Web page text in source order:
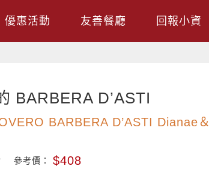
優惠活動 友善餐廳 回報小資
BARBERA D’ASTI
BARBERA D’ASTI Dianae＆
參考價： $408